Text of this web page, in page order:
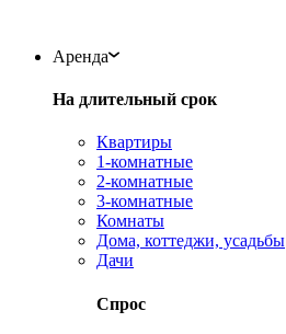
Аренда
На длительный срок
Квартиры
1-комнатные
2-комнатные
3-комнатные
Комнаты
Дома, коттеджи, усадьбы
Дачи
Спрос